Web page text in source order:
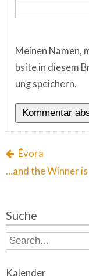
Meinen Namen,
bsite in diesem
ung speichern.
Évora
…and the Winner is
Suche
S
e
Kalender